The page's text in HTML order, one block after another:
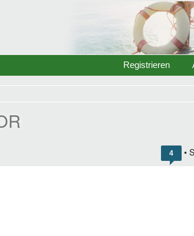
Registrieren
4 •